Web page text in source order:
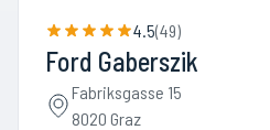
4.5(49)
Ford Gaberszik
Fabriksgasse 15
8020 Graz